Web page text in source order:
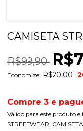
CAMISETA
R$99,90
Economize: R$20,00
Compre 3 e
Válido para este produto e
STREETWEAR,